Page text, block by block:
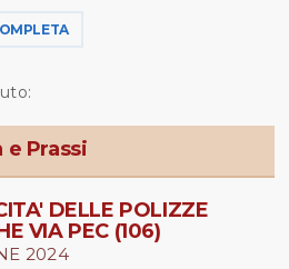
e Prassi
DELLE POLIZZE
VIA PEC (106)
2024